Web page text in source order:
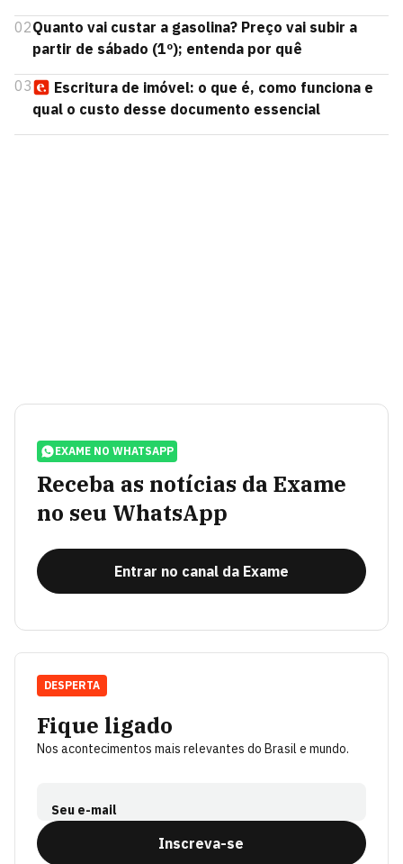
02Quanto vai custar a gasolina? Preço vai subir a
partir de sábado (1º); entenda por quê
03
Escritura de imóvel: o que é, como funciona e
qual o custo desse documento essencial
EXAME NO WHATSAPP
Receba as notícias da Exame
no seu WhatsApp
Entrar no canal da Exame
Fique ligado
Nos acontecimentos mais relevantes do Brasil e mundo.
Seu e-mail
Inscreva-se
DESPERTA